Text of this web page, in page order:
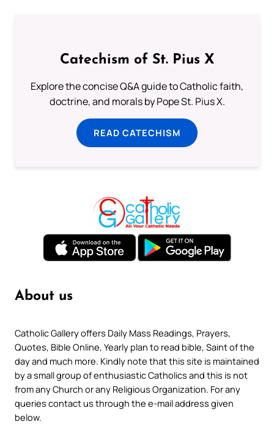
Catechism of St. Pius X
Explore the concise Q&A guide to Catholic faith,
doctrine, and morals by Pope St. Pius X.
READ CATECHISM
About us
Catholic Gallery offers Daily Mass Readings, Prayers,
Quotes, Bible Online, Yearly plan to read bible, Saint of the
day and much more. Kindly note that this site is maintained
by a small group of enthusiastic Catholics and this is not
from any Church or any Religious Organization. For any
queries contact us through the e-mail address given
below.